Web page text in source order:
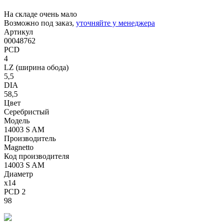
На складе очень мало
Возможно под заказ, уточняйте у менеджера
Артикул
00048762
PCD
4
LZ (ширина обода)
5,5
DIA
58,5
Цвет
Серебристый
Модель
14003 S AM
Производитель
Magnetto
Код производителя
14003 S AM
Диаметр
x14
PCD 2
98